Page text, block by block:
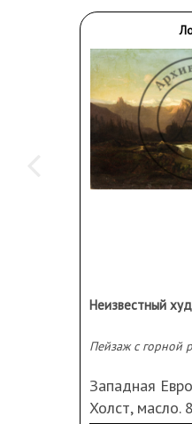
Екатеринославе;
(впоследствии —
Б. В. Смирнов
выполнял много
были
передвижной
выставках,
Армии, первой
выставке
педагогов Москвы
Объединения
выставке учебных
произведений из
Достойными
художника
и публицист. В
музее г.
Географического
опубликован
японской войны
Неизвестный
Пейзаж с горной
Западная
Холст, масло.